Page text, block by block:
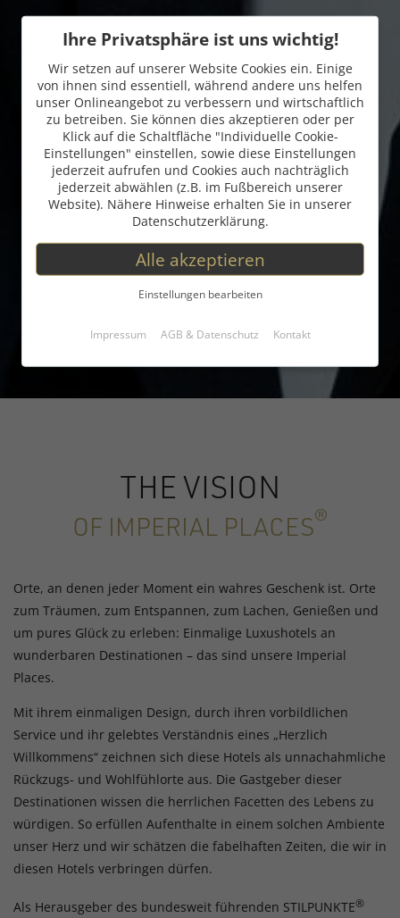
THE VISION
OF IMPERIAL PLACES®
Orte, an denen jeder Moment ein wahres Geschenk ist. Orte
zum Träumen, zum Entspannen, zum Lachen, Genießen und
um pures Glück zu erleben: Einmalige Luxushotels an
wunderbaren Destinationen – das sind unsere Imperial
Places.
Mit ihrem einmaligen Design, durch ihren vorbildlichen
Service und ihr gelebtes Verständnis eines „Herzlich
Willkommens“ zeichnen sich diese Hotels als unnachahmliche
Rückzugs- und Wohlfühlorte aus. Die Gastgeber dieser
Destinationen wissen die herrlichen Facetten des Lebens zu
würdigen. So erfüllen Aufenthalte in einem solchen Ambiente
unser Herz und wir schätzen die fabelhaften Zeiten, die wir in
diesen Hotels verbringen dürfen.
Als Herausgeber des bundesweit führenden STILPUNKTE®
Ihre Privatsphäre ist uns wichtig!
Wir setzen auf unserer Website Cookies ein. Einige
von ihnen sind essentiell, während andere uns helfen
unser Onlineangebot zu verbessern und wirtschaftlich
zu betreiben. Sie können dies akzeptieren oder per
Klick auf die Schaltfläche "Individuelle Cookie-
Einstellungen" einstellen, sowie diese Einstellungen
jederzeit aufrufen und Cookies auch nachträglich
jederzeit abwählen (z.B. im Fußbereich unserer
Website). Nähere Hinweise erhalten Sie in unserer
Datenschutzerklärung.
Alle akzeptieren
Einstellungen bearbeiten
Impressum AGB & Datenschutz Kontakt